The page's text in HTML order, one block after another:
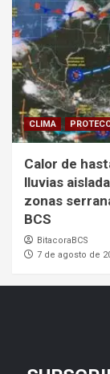
CLIMA
Calor de
lluvias
zonas
BCS
BitacoraBCS
7 de agosto de